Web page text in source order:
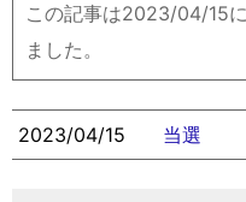
この記事は2023/04/15
ました。
2023/04/15 当選